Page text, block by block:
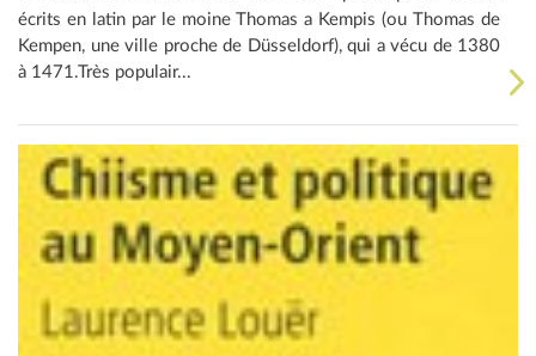
écrits en latin par le moine Thomas a Kempis (ou Thomas de
Kempen, une ville proche de Düsseldorf), qui a vécu de 1380
à 1471.Très populair...